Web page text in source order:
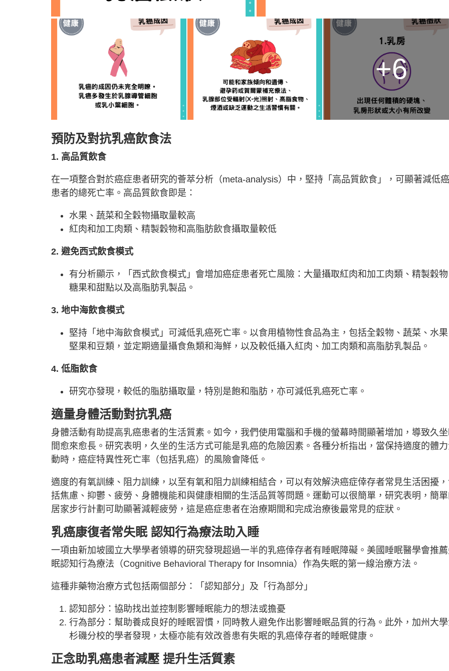
+6
預防及對抗乳癌飲食法
1. 高品質飲食
在一項整合對於癌症患者研究的薈萃分析（meta-analysis）中，堅持「高品質飲食」，可顯著減低
患者的總死亡率。高品質飲食即是：
水果、蔬菜和全穀物攝取量較高
紅肉和加工肉類、精製穀物和高脂肪飲食攝取量較低
2. 避免西式飲食模式
有分析顯示，「西式飲食模式」會增加癌症患者死亡風險：大量攝取紅肉和加工肉類、精製穀
糖果和甜點以及高脂肪乳製品。
3. 地中海飲食模式
堅持「地中海飲食模式」可減低乳癌死亡率。以食用植物性食品為主，包括全穀物、蔬菜、水
堅果和豆類，並定期適量攝食魚類和海鮮，以及較低攝入紅肉、加工肉類和高脂肪乳製品。
4. 低脂飲食
研究亦發現，較低的脂肪攝取量，特別是飽和脂肪，亦可減低乳癌死亡率。
適量身體活動對抗乳癌
身體活動有助提高乳癌患者的生活質素。如今，我們使用電腦和手機的螢幕時間顯著增加，導致久
間愈來愈長。研究表明，久坐的生活方式可能是乳癌的危險因素。各種分析指出，當保持適度的體
動時，癌症特異性死亡率（包括乳癌）的風險會降低。
適度的有氧訓練、阻力訓練，以至有氧和阻力訓練相結合，可以有效解決癌症倖存者常見生活困擾
括焦慮、抑鬱、疲勞、身體機能和與健康相關的生活品質等問題。運動可以很簡單，研究表明，簡
居家步行計劃可助顯著減輕疲勞，這是癌症患者在治療期間和完成治療後最常見的症狀。
乳癌康復者常失眠 認知行為療法助入睡
一項由新加坡國立大學學者領導的研究發現超過一半的乳癌倖存者有睡眠障礙。美國睡眠醫學會推
眠認知行為療法（Cognitive Behavioral Therapy for Insomnia）作為失眠的第一線治療方法。
這種非藥物治療方式包括兩個部分：「認知部分」及「行為部分」
認知部分：協助找出並控制影響睡眠能力的想法或擔憂
行為部分：幫助養成良好的睡眠習慣，同時教人避免作出影響睡眠品質的行為。此外，加州大
杉磯分校的學者發現，太極亦能有效改善患有失眠的乳癌倖存者的睡眠健康。
正念助乳癌患者減壓 提升生活質素